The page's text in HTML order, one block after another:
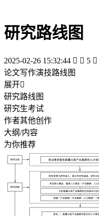
研究路线图
2025-02-26 15:32:44   5 
论文写作演技路线图
展开
研究路线图
研究生考试
作者其他创作
大纲/内容
为你推荐